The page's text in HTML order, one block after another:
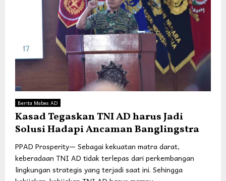
Berita Mabes AD
Kasad Tegaskan TNI AD harus Jadi
Solusi Hadapi Ancaman Banglingstra
PPAD Prosperity— Sebagai kekuatan matra darat,
keberadaan TNI AD tidak terlepas dari perkembangan
lingkungan strategis yang terjadi saat ini. Sehingga